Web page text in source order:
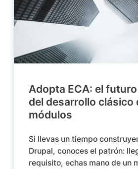
Adopta ECA: el
del desarrollo clásico
módulos
Si llevas un tiempo
Drupal, conoces el patrón:
requisito, echas mano de un